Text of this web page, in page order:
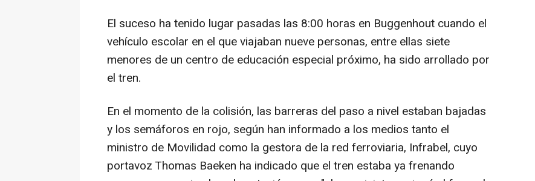
El suceso ha tenido lugar pasadas las 8:00 horas en Buggenhout cuando el
vehículo escolar en el que viajaban nueve personas, entre ellas siete
menores de un centro de educación especial próximo, ha sido arrollado por
el tren.
En el momento de la colisión, las barreras del paso a nivel estaban bajadas
y los semáforos en rojo, según han informado a los medios tanto el
ministro de Movilidad como la gestora de la red ferroviaria, Infrabel, cuyo
portavoz Thomas Baeken ha indicado que el tren estaba ya frenando